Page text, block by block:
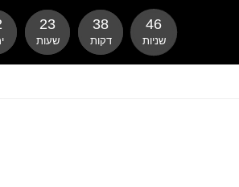
23
שעות
38
דקות
45
שניות